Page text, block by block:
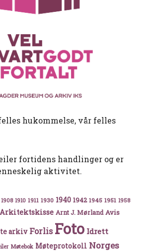
hukommelse, vår felles
fortidens handlinger og er
aktivitet.
1908 1910 1911 1930 1940 1942 1945 1951 1958
Arkitektskisse Arnt J. Mørland Avis
arkiv Forlis Foto Idrett
Møtebok Møteprotokoll Norges